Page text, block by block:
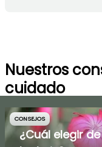
Nuestros
cuidado
CONSEJOS
¿Cuál elegir